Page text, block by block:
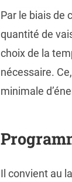
Par le biais de
quantité de
choix de la
nécessaire.
minimale
Il convient au